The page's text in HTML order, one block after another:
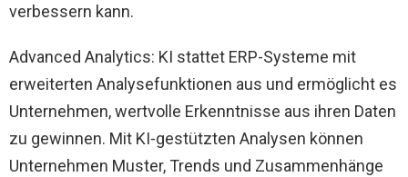
verbessern kann.
Advanced Analytics: KI stattet ERP-Systeme mit
erweiterten Analysefunktionen aus und ermöglicht es
Unternehmen, wertvolle Erkenntnisse aus ihren Daten
zu gewinnen. Mit KI-gestützten Analysen können
Unternehmen Muster, Trends und Zusammenhänge